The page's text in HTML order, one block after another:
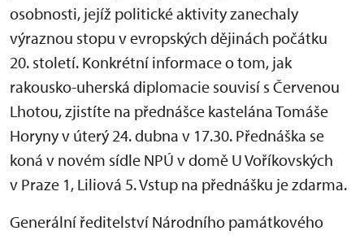
osobnosti, jejíž politické aktivity zanechaly
výraznou stopu v evropských dějinách počátku
20. století. Konkrétní informace o tom, jak
rakousko-uherská diplomacie souvisí s Červenou
Lhotou, zjistíte na přednášce kastelána Tomáše
Horyny v úterý 24. dubna v 17.30. Přednáška se
koná v novém sídle NPÚ v domě U Voříkovských
v Praze 1, Liliová 5. Vstup na přednášku je zdarma.
Generální ředitelství Národního památkového